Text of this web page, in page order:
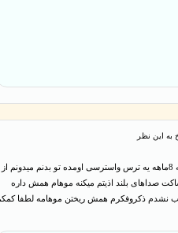
به این نظر
سلام من چند سالی تو داروخانه اورژانس کارمیکردم نزدیک به 8ماهه یه ترس واسترسی اومده تو بدنم میدونم از
صداهای بلند اذیتم میکنه موهام همش داره
خوب نشدم ذکروفکرم همش ریختن موهامه لطفا